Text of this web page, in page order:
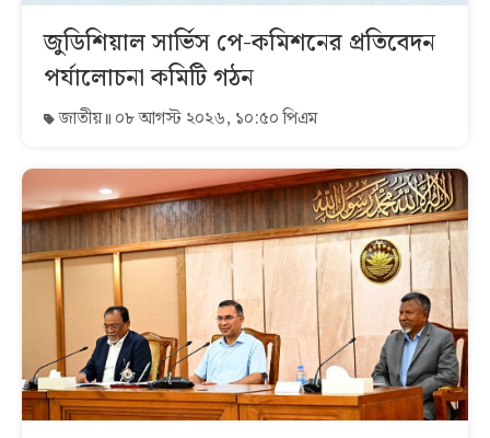
জুডিশিয়াল সার্ভিস পে-কমিশনের প্রতিবেদন
পর্যালোচনা কমিটি গঠন
জাতীয় ০৮ আগস্ট ২০২৬, ১০:৫০ পিএম